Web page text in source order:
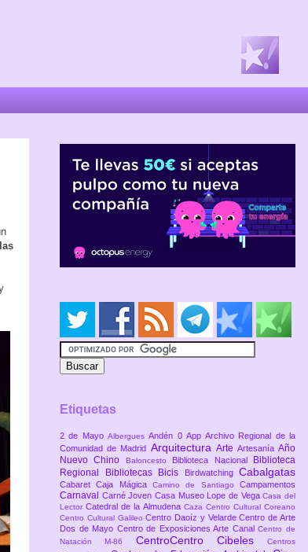
Etiquetas
2 de Mayo AlberguesAndén 0 AppArchivo Regional de la
Comunidad de Madrid Arquitectura Arte ArtesaníaAño
Nuevo Chino
Baloncesto Biblioteca Nacional
Biblioteca
Regional
Bibliotecas Bicis Birdwatching Cabalgatas
CabaretCaja MágicaCamino de SantiagoCampamentos
Carnaval Carné JovenCasa Museo Lope de VegaCasa del
LectorCatedral de la Almudena Caza Centro Cultural Coreano
Centro Cultural GalileoCentro Daoíz y VelardeCentro de Arte
Dos de Mayo Centro de Exposiciones Arte CanalCentro de
Natación M-86 CentroCentro Cibeles
Centros